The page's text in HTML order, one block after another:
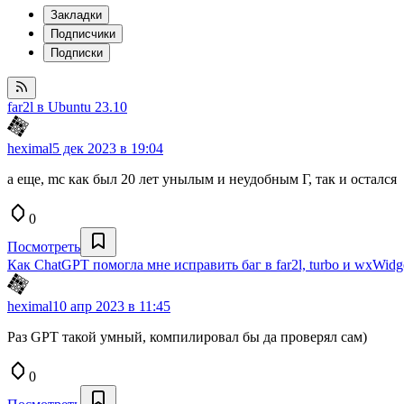
Закладки
Подписчики
Подписки
far2l в Ubuntu 23.10
heximal5 дек 2023 в 19:04
а еще, mc как был 20 лет унылым и неудобным Г, так и остался
0
Посмотреть
Как ChatGPT помогла мне исправить баг в far2l, turbo и
heximal10 апр 2023 в 11:45
Раз GPT такой умный, компилировал бы да проверял сам)
0